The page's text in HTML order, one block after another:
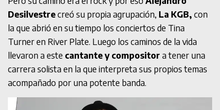
Desilvestrecreó su propia agrupación, La KGB, con
la que abrió en su tiempo los conciertos de Tina
Turner en River Plate. Luego los caminos de la vida
llevaron a este cantante y compositor a tener una
carrera solista en la que interpreta sus propios temas
acompañado por una potente banda.